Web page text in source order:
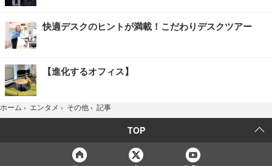
快適デスクのヒントが満載！こだわりデスクツアー
【進化するオフィス】
ホーム › エンタメ › その他 › 記事
TOP